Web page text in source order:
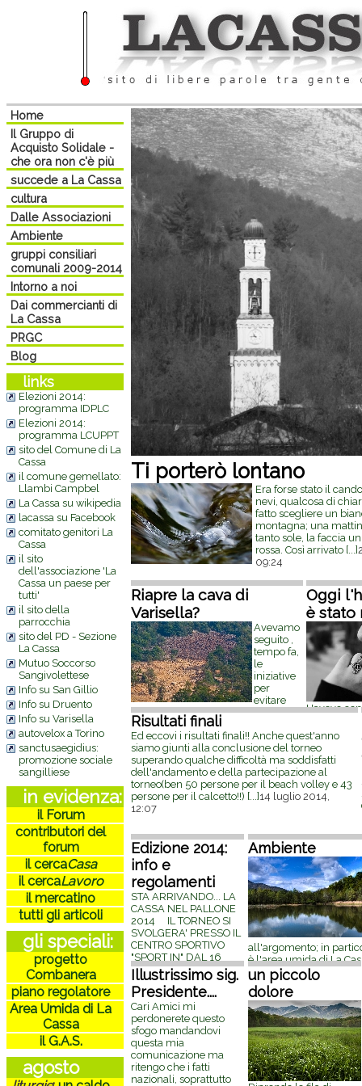
Home
Il Gruppo di
Acquisto Solidale -
che ora non c'è più
succede a La Cassa
cultura
Dalle Associazioni
Ambiente
gruppi consiliari
comunali 2009-2014
Intorno a noi
Dai commercianti di
La Cassa
PRGC
Blog
links
Elezioni 2014:
programma IDPLC
Elezioni 2014:
programma LCUPPT
sito del Comune di La
Cassa
il comune gemellato:
Llambi Campbel
La Cassa su wikipedia
lacassa su Facebook
comitato genitori La
Cassa
il sito
dell'associazione 'La
Cassa un paese per
tutti'
il sito della
parrocchia
sito del PD - Sezione
La Cassa
Mutuo Soccorso
Sangivolettese
Info su San Gillio
Info su Druento
Info su Varisella
autovelox a Torino
sanctusaegidius:
promozione sociale
sangilliese
in evidenza:
il Forum
contributori del
forum
il cercaCasa
il cercaLavoro
il mercatino
tutti gli articoli
gli speciali:
progetto
Combanera
piano regolatore
Area Umida di La
Cassa
il G.A.S.
agosto
Ti porterò lontano
Era forse stato il
nevi, qualcosa di
fatto scegliere un
montagna; una
tanto sole, la faccia
rossa. Così arrivato [...]
09:24
Riapre la cava di
Varisella?
Avevamo
seguito ,
tempo fa,
le
iniziative
per
evitare
l'espandersi della cava di pietre di
Varisella; iniziative che hanno
portato alla chiusura della attività di
'coltivazione' (strano termine...)
della cava. E' stato un bell'esempio
per dimostrare[...] 28 gennaio 2015,
09:50
Oggi
è stato
L'avevo
incontrata,
Questa è
nel tempo;
com'è
adorato
anche voi
ottobre
Risultati finali
Ed eccovi i risultati finali!! Anche quest'anno
siamo giunti alla conclusione del torneo
superando qualche difficoltà ma soddisfatti
dell'andamento e della partecipazione al
torneo(ben 50 persone per il beach volley e 43
persone per il calcetto!!) [...] 14 luglio 2014,
12:07
Edizione 2014:
info e
regolamenti
STA ARRIVANDO... LA
CASSA NEL PALLONE
2014 IL TORNEO SI
SVOLGERA' PRESSO IL
CENTRO SPORTIVO
"SPORT IN" DAL 16
GIUGNO AL 28 GIUGNO
BEACH VOLLEY
APERTO A TUTTE/I 4
PARTITE GARANTITE
COSTO € 10 DAL 30
GIUGNO[...]6 giugno
2014, 13:54
Ambiente
all'argomento; in
è l'area umida di La
completamente
maggio 2014, 20:25
Illustrissimo sig.
Presidente....
Cari Amici mi
perdonerete questo
sfogo mandandovi
questa mia
comunicazione ma
ritengo che i fatti
nazionali, soprattutto
un piccolo
dolore